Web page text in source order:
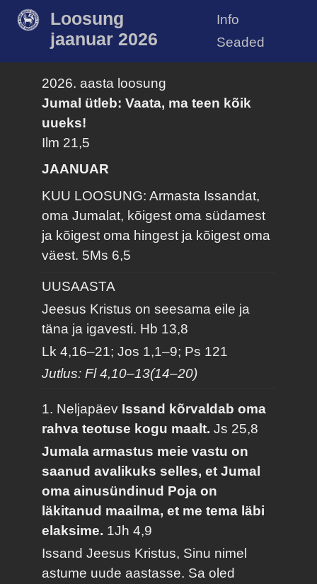
Loosung
jaanuar 2026
Info
Seaded
2026. aasta loosung
Jumal ütleb: Vaata, ma teen kõik
uueks!
Ilm 21,5
JAANUAR
KUU LOOSUNG: Armasta Issandat,
oma Jumalat, kõigest oma südamest
ja kõigest oma hingest ja kõigest oma
väest. 5Ms 6,5
UUSAASTA
Jeesus Kristus on seesama eile ja
täna ja igavesti. Hb 13,8
Lk 4,16–21; Jos 1,1–9; Ps 121
Jutlus: Fl 4,10–13(14–20)
1. Neljapäev Issand kõrvaldab oma
rahva teotuse kogu maalt.Js 25,8
Jumala armastus meie vastu on
saanud avalikuks selles, et Jumal
oma ainusündinud Poja on
läkitanud maailma, et me tema läbi
elaksime. 1Jh 4,9
Issand Jeesus Kristus, Sinu nimel
astume uude aastasse. Sa oled